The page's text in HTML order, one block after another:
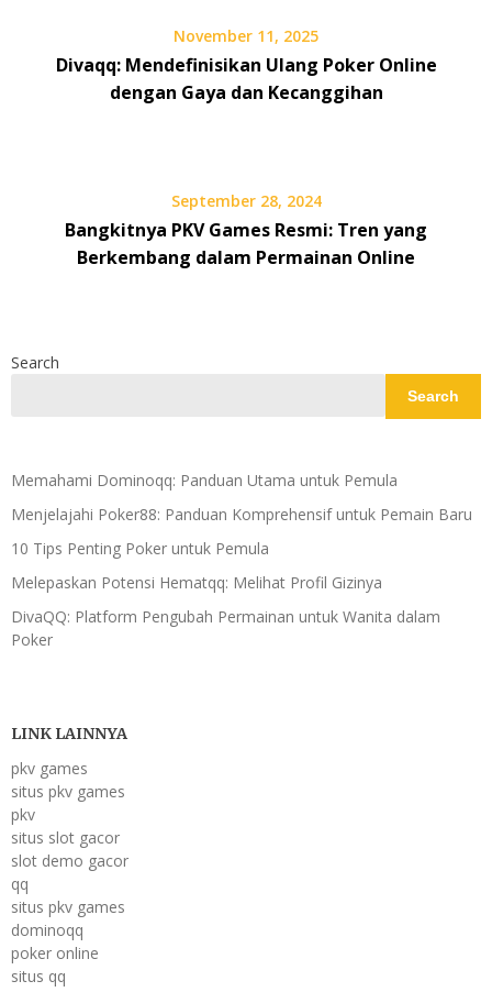
November 11, 2025
Divaqq: Mendefinisikan Ulang Poker Online
dengan Gaya dan Kecanggihan
September 28, 2024
Bangkitnya PKV Games Resmi: Tren yang
Berkembang dalam Permainan Online
Search
Search
Memahami Dominoqq: Panduan Utama untuk Pemula
Menjelajahi Poker88: Panduan Komprehensif untuk Pemain Baru
10 Tips Penting Poker untuk Pemula
Melepaskan Potensi Hematqq: Melihat Profil Gizinya
DivaQQ: Platform Pengubah Permainan untuk Wanita dalam
Poker
LINK LAINNYA
pkv games
situs pkv games
pkv
situs slot gacor
slot demo gacor
qq
situs pkv games
dominoqq
poker online
situs qq